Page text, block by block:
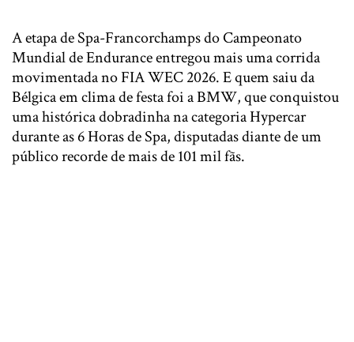
A etapa de Spa-Francorchamps do Campeonato
Mundial de Endurance entregou mais uma corrida
movimentada no FIA WEC 2026. E quem saiu da
Bélgica em clima de festa foi a BMW, que conquistou
uma histórica dobradinha na categoria Hypercar
durante as 6 Horas de Spa, disputadas diante de um
público recorde de mais de 101 mil fãs.